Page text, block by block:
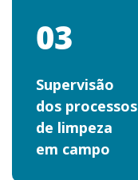
03
Supervisão
dos processos
de limpeza
em campo